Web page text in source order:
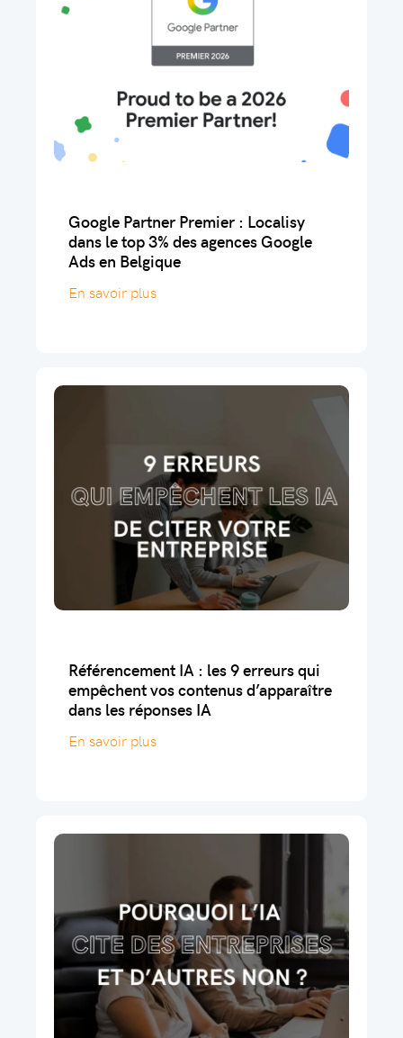
Google Partner Premier : Localisy
dans le top 3% des agences Google
Ads en Belgique
En savoir plus
Référencement IA : les 9 erreurs qui
empêchent vos contenus d’apparaître
dans les réponses IA
En savoir plus